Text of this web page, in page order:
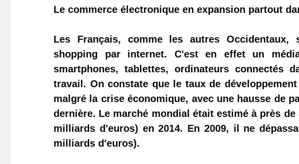
Le commerce électronique en expansion partout
Les Français, comme les autres
shopping par internet. C'est en effet un
smartphones, tablettes, ordinateurs
travail. On constate que le taux de
malgré la crise économique, avec une hausse de
dernière. Le marché mondial était estimé à près
milliards d'euros) en 2014. En 2009, il ne
milliards d'euros).